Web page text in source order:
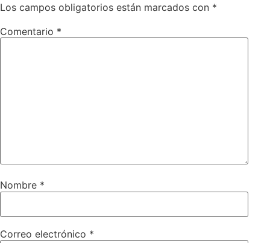
Los campos obligatorios están marcados con *
Comentario *
Nombre *
Correo electrónico *